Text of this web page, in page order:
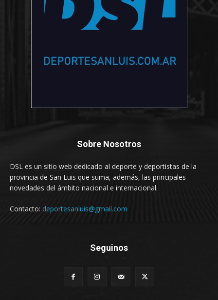
Sobre Nosotros
DSL es un sitio web dedicado al deporte y deportistas de la
provincia de San Luis que suma, además, las principales
novedades del ámbito nacional e internacional.
Contacto: deportesanluis@gmail.com
Seguinos